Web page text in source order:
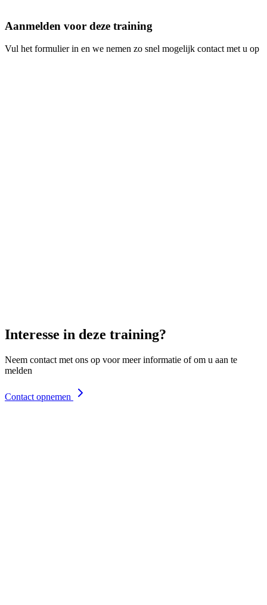
Aanmelden voor deze training
Vul het formulier in en we nemen zo snel mogelijk contact met u op
Interesse in deze training?
Neem contact met ons op voor meer informatie of om u aan te
melden
Contact opnemen